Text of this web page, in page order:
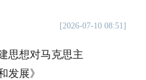
[2026-07-10 08:51]
思想对马克思主
发展》